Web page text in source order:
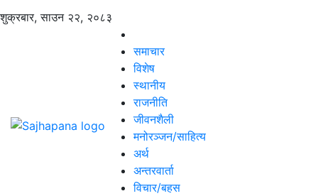
शुक्रबार, साउन २२, २०८३
समाचार
विशेष
स्थानीय
राजनीति
जीवनशैली
मनोरञ्जन/साहित्य
अर्थ
अन्तरवार्ता
विचार/बहस